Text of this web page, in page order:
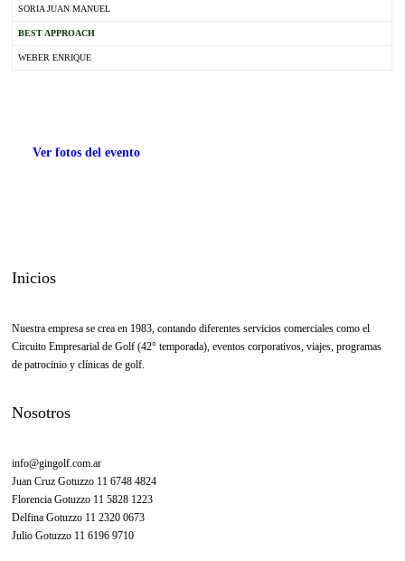
SORIA JUAN MANUEL
BEST APPROACH
WEBER ENRIQUE
Ver fotos del evento
Inicios
Nuestra empresa se crea en 1983, contando diferentes servicios comerciales como el
Circuito Empresarial de Golf (42° temporada), eventos corporativos, viajes, programas
de patrocinio y clínicas de golf.
Nosotros
info@gingolf.com.ar
Juan Cruz Gotuzzo 11 6748 4824
Florencia Gotuzzo 11 5828 1223
Delfina Gotuzzo 11 2320 0673
Julio Gotuzzo 11 6196 9710